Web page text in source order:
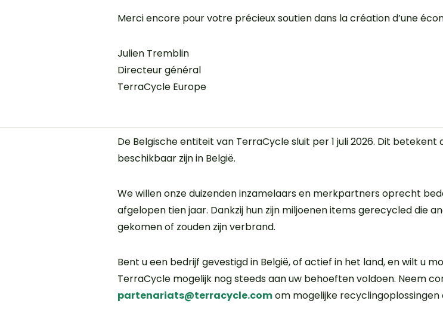
Merci encore pour votre précieux soutien dans la création d’une
Julien Tremblin
Directeur général
TerraCycle Europe
De Belgische entiteit van TerraCycle sluit per 1 juli 2026. Dit
beschikbaar zijn in België.
We willen onze duizenden inzamelaars en merkpartners oprecht
afgelopen tien jaar. Dankzij hun zijn miljoenen items gerecycled die
gekomen of zouden zijn verbrand.
Bent u een bedrijf gevestigd in België, of actief in het land, en wilt u
TerraCycle mogelijk nog steeds aan uw behoeften voldoen. Neem
partenariats@terracycle.comom mogelijke